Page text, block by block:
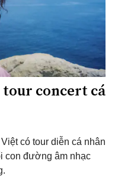
concert cá
có tour diễn cá nhân
con đường âm nhạc